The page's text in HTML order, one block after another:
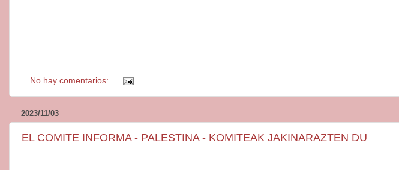
No hay comentarios:
2023/11/03
EL COMITE INFORMA - PALESTINA - KOMITEAK JAKINARAZTEN DU